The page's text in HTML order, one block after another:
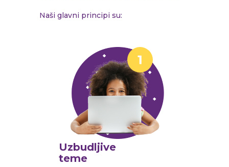
Naši glavni principi su:
Uzbudljive
teme